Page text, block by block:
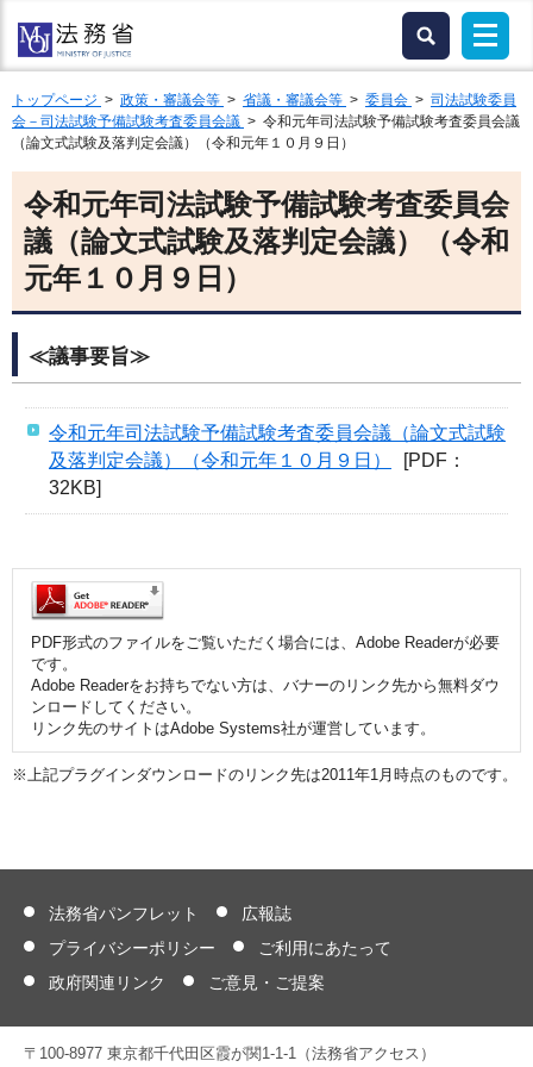
トップページ > 政策・審議会等 > 省議・審議会等 > 委員会 > 司法試験委員
会－司法試験予備試験考査委員会議 > 令和元年司法試験予備試験考査委員会議
（論文式試験及落判定会議）（令和元年１０月９日）
令和元年司法試験予備試験考査委員会
議（論文式試験及落判定会議）（令和
元年１０月９日）
≪議事要旨≫
令和元年司法試験予備試験考査委員会議（論文式試験
及落判定会議）（令和元年１０月９日）
[PDF：
32KB]
PDF形式のファイルをご覧いただく場合には、Adobe Readerが必要
です。
Adobe Readerをお持ちでない方は、バナーのリンク先から無料ダウ
ンロードしてください。
リンク先のサイトはAdobe Systems社が運営しています。
※上記プラグインダウンロードのリンク先は2011年1月時点のものです。
法務省パンフレット
広報誌
プライバシーポリシー
ご利用にあたって
政府関連リンク
ご意見・ご提案
〒100-8977 東京都千代田区霞が関1-1-1（法務省アクセス）